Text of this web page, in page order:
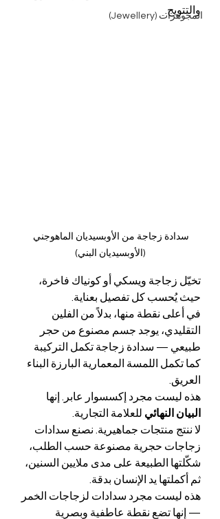
المجوهرات (Jewellery)
والتتويج.
سدادة زجاجة من الأوبسيديان الماهوجني
(الأوبسيديان البني)
تخيّل زجاجة ويسكي أو كونياك فاخرة،
حيث يُحسب كل تفصيل بعناية.
في أعلى نقطة منها، بدلاً من الفلين
التقليدي، يوجد جسم مصنوع من حجر
طبيعي — سدادة زجاجة تكمل التركيبة
كما تكمل اللمسة المعمارية البارزة البناء
العريق.
هذه ليست مجرد إكسسوار عابر. إنها
البيان النهائي للعلامة التجارية.
لا ننتج منتجات جماهيرية. نصنع سدادات
زجاجات حجرية مصنوعة حسب الطلب،
شكّلتها الطبيعة على مدى ملايين السنين،
ثم أكملتها يد الإنسان بدقة.
هذه ليست مجرد سدادات لزجاجات الخمر
— إنها تضع نقطة عاطفية وبصرية